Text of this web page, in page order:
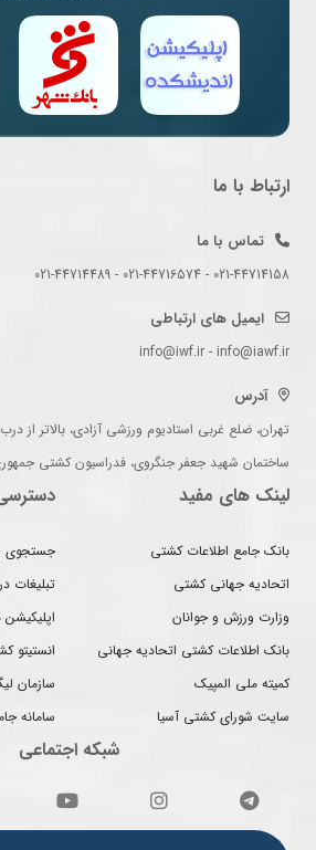
ارتباط با ما
تماس با ما
021-44714158 - 021-44716574 - 021-44714489
ایمیل های ارتباطی
info@iwf.ir - info@iawf.ir
آدرس
تهران، ضلع غربی استادیوم ورزشی آزادی، بالاتر از
ساختمان شهید جعفر جنگروی، فدراسیون کشتی
لینک های مفید
بانک جامع اطلاعات کشتی
اتحادیه جهانی کشتی
وزارت ورزش و جوانان
بانک اطلاعات کشتی اتحادیه جهانی
کمیته ملی المپیک
سایت شورای کشتی آسیا
جستجوی
تبلیغات
اپلیکیشن
انستیتو
سازمان
سامانه
شبکه اجتماعی